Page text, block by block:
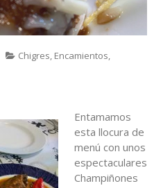
Chigres, Encamientos,
Entamamos
esta llocura de
menú con unos
espectaculares
Champiñones